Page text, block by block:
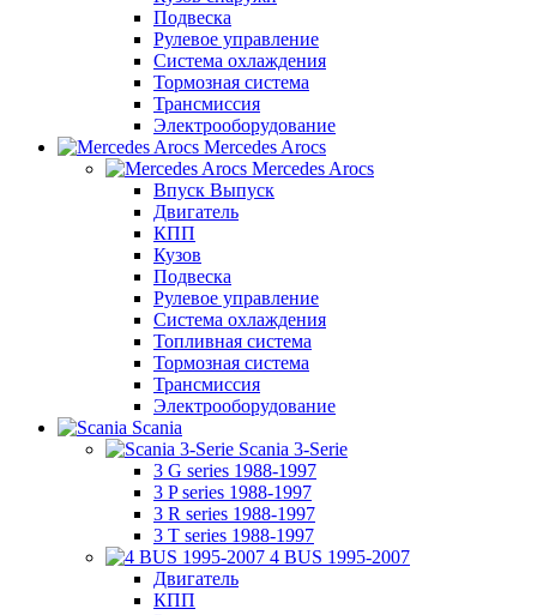
Подвеска
Рулевое управление
Система охлаждения
Тормозная система
Трансмиссия
Электрооборудование
Mercedes Arocs
Mercedes Arocs
Впуск Выпуск
Двигатель
КПП
Кузов
Подвеска
Рулевое управление
Система охлаждения
Топливная система
Тормозная система
Трансмиссия
Электрооборудование
Scania
Scania 3-Serie
3 G series 1988-1997
3 P series 1988-1997
3 R series 1988-1997
3 T series 1988-1997
4 BUS 1995-2007
Двигатель
КПП